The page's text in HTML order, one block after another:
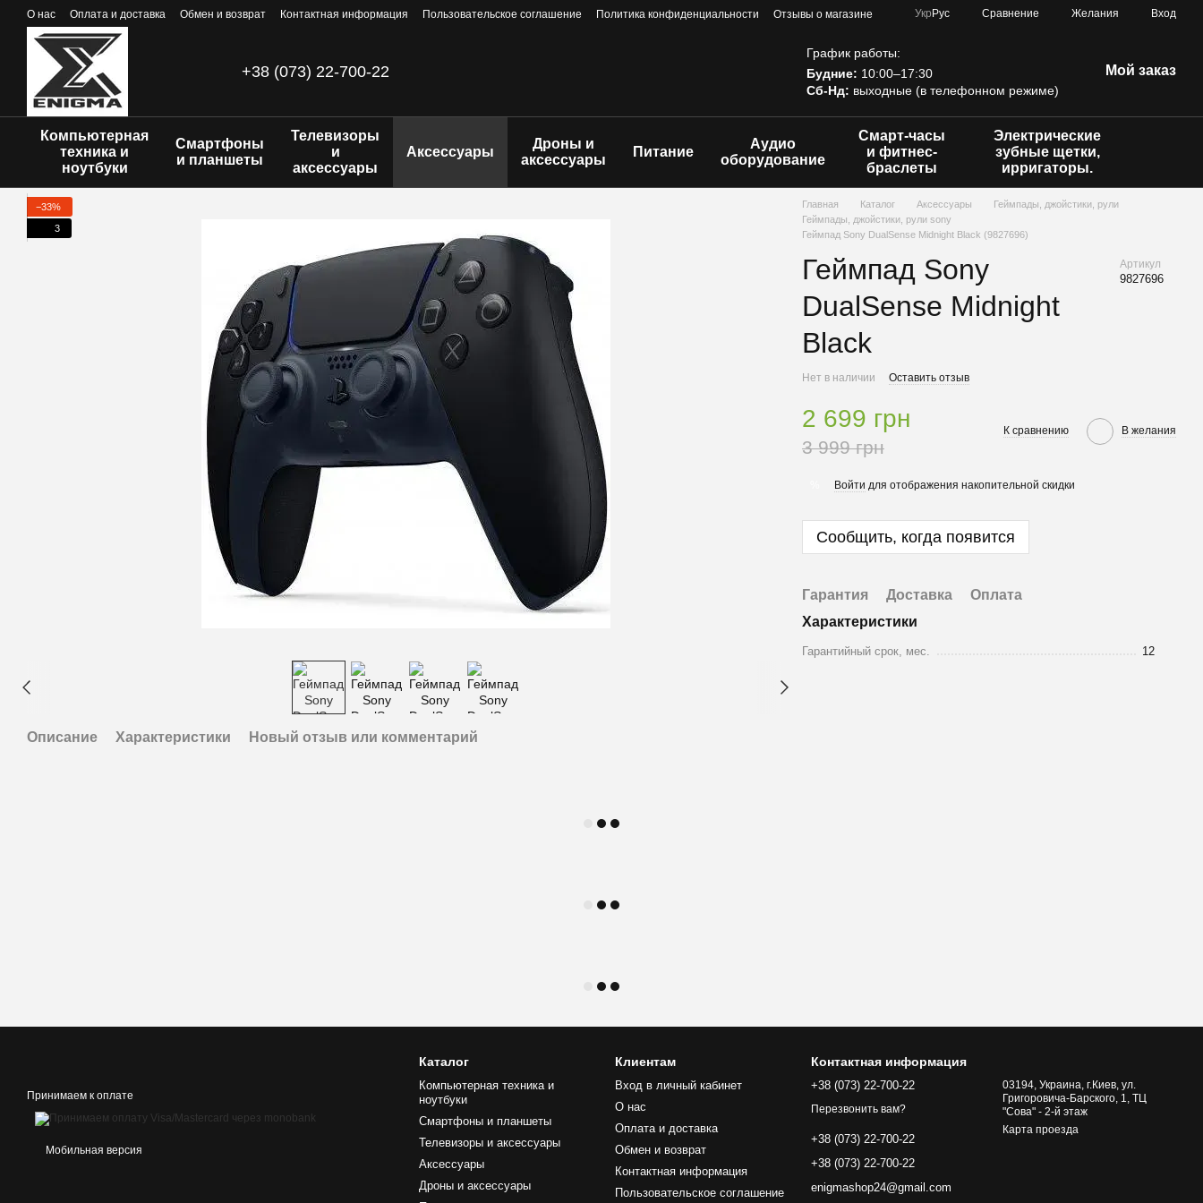
Перейти к основному контенту
О нас Оплата и доставка Обмен и возврат Контактная информация Пользовательское соглашение Политика конфиденциальности Отзывы о магазине Укр Рус Сравнение Желания Вход
+38 (073) 22-700-22
График работы:
Будние: 10:00–17:30
Сб-Нд: выходные (в телефонном режиме)
Мой заказ
Компьютерная
техника и
ноутбуки
Смартфоны
и планшеты
Телевизоры
и
аксессуары
Аксессуары
Дроны и
аксессуары
Питание
Аудио
оборудование
Смарт-часы
и фитнес-
браслеты
Электрические
зубные щетки,
ирригаторы.
−33%
3
Главная Каталог Аксессуары
Геймпады, джойстики, рули
Геймпады, джойстики, рули sony
Геймпад Sony DualSense Midnight Black (9827696)
Геймпад Sony
DualSense Midnight
Black
Артикул
9827696
Нет в наличии Оставить отзыв
2 699 грн
3 999 грн
К сравнению В желания
Войти для отображения накопительной скидки
Сообщить, когда появится
Гарантия Доставка
Оплата
Характеристики
Гарантийный срок, мес. 12
Описание Характеристики Новый отзыв или комментарий
Принимаем к оплате
Мобильная версия
Каталог
Компьютерная техника и
ноутбуки
Смартфоны и планшеты
Телевизоры и аксессуары
Аксессуары
Дроны и аксессуары
Клиентам
Вход в личный кабинет
О нас
Оплата и доставка
Обмен и возврат
Контактная информация
Пользовательское соглашение
Контактная информация
+38 (073) 22-700-22
Перезвонить вам?
+38 (073) 22-700-22
+38 (073) 22-700-22
enigmashop24@gmail.com
03194, Украина, г.Киев, ул.
Григоровича-Барского, 1, ТЦ
"Сова" - 2-й этаж
Карта проезда